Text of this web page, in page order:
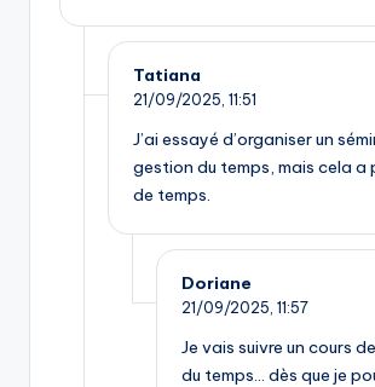
Tatiana
21/09/2025, 11:51
J’ai essayé d’organiser un
gestion du temps, mais cela a
de temps.
Doriane
21/09/2025, 11:57
Je vais suivre un cours
du temps… dès que je